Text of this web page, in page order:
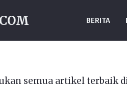
BERITA
semua artikel terbaik